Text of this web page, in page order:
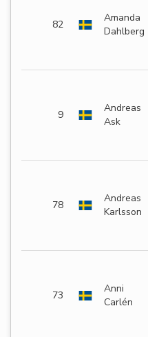
82
Amanda
Dahlberg
9
Andreas
Ask
78
Andreas
Karlsson
73
Anni
Carlén